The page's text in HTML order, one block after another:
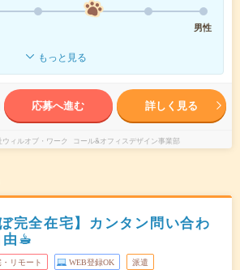
男性
もっと見る
応募へ進む 詳しく見る
ウィルオブ・ワーク コール&オフィスデザイン事業部
完全在宅】カンタン問い合わ
☕︎
リモート WEB登録OK 派遣